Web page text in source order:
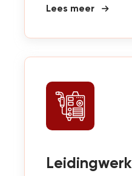
Lees meer
Leidingwerk